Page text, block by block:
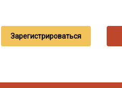
Зарегистрироваться